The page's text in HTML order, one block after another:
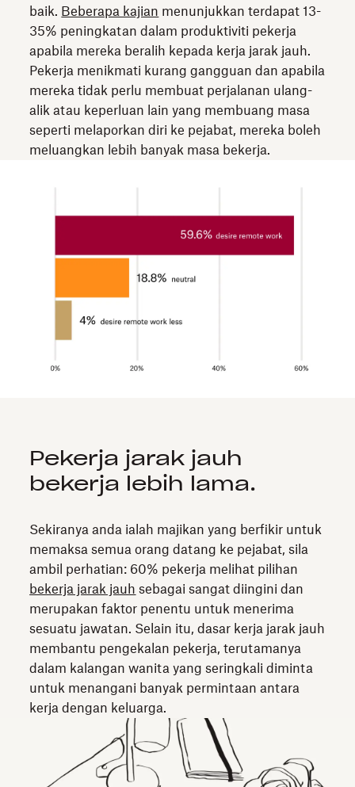
baik. Beberapa kajian menunjukkan terdapat 13-
35% peningkatan dalam produktiviti pekerja
apabila mereka beralih kepada kerja jarak jauh.
Pekerja menikmati kurang gangguan dan apabila
mereka tidak perlu membuat perjalanan ulang-
alik atau keperluan lain yang membuang masa
seperti melaporkan diri ke pejabat, mereka boleh
meluangkan lebih banyak masa bekerja.
Pekerja jarak jauh
bekerja lebih lama.
Sekiranya anda ialah majikan yang berfikir untuk
memaksa semua orang datang ke pejabat, sila
ambil perhatian: 60% pekerja melihat pilihan
bekerja jarak jauh sebagai sangat diingini dan
merupakan faktor penentu untuk menerima
sesuatu jawatan. Selain itu, dasar kerja jarak jauh
membantu pengekalan pekerja, terutamanya
dalam kalangan wanita yang seringkali diminta
untuk menangani banyak permintaan antara
kerja dengan keluarga.